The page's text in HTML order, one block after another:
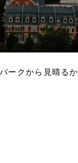
ークから見晴る